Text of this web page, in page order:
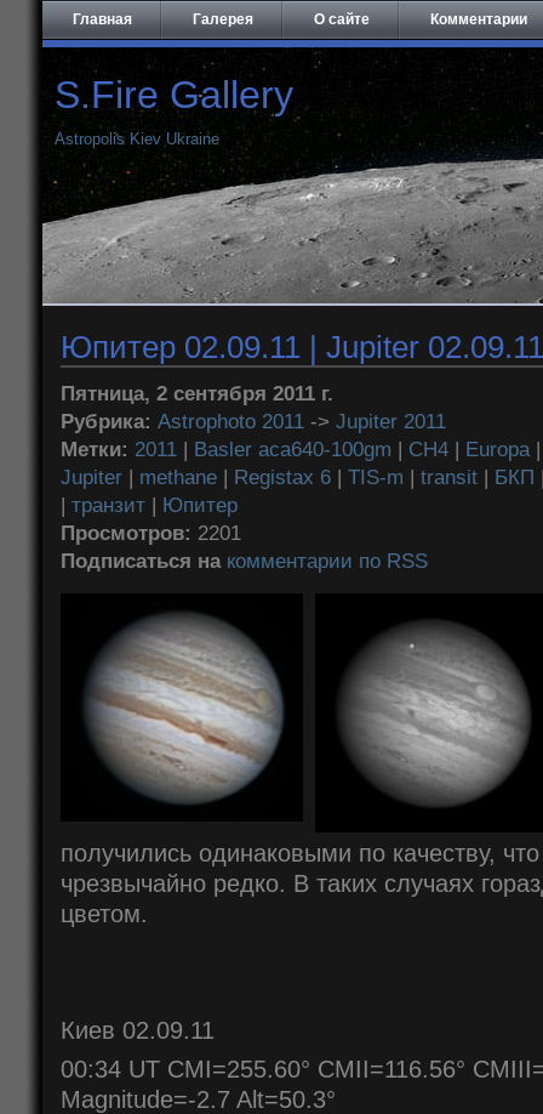
Главная Галерея О сайте Комментарии
S.Fire Gallery
Astropolis Kiev Ukraine
Юпитер 02.09.11 | Jupiter 02.09.11
Пятница, 2 сентября 2011 г.
Рубрика: Astrophoto 2011 -> Jupiter 2011
Метки: 2011 | Basler aca640-100gm | CH4 | Europa
Jupiter | methane | Registax 6 | TIS-m | transit | БКП
| транзит | Юпитер
Просмотров: 2201
Подписаться на комментарии по RSS
получились одинаковыми по качеству,
чрезвычайно редко. В таких случаях
цветом.
Киев 02.09.11
00:34 UT CMI=255.60° CMII=116.56°
Magnitude=-2.7 Alt=50.3°